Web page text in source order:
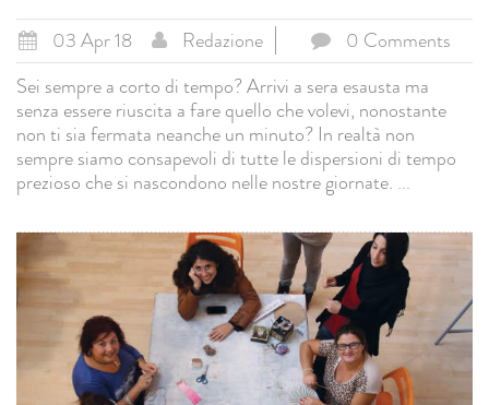
03 Apr 18 Redazione
0 Comments
Sei sempre a corto di tempo? Arrivi a sera esausta ma
senza essere riuscita a fare quello che volevi, nonostante
non ti sia fermata neanche un minuto? In realtà non
sempre siamo consapevoli di tutte le dispersioni di tempo
prezioso che si nascondono nelle nostre giornate. ...